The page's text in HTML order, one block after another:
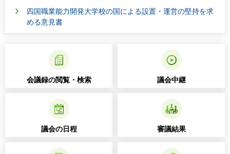
四国職業能力開発大学校の国による設置・運営の堅持を求
める意見書
会議録の閲覧・検索 議会中継
議会の日程 審議結果